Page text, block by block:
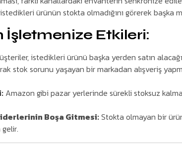
ürünün stokta olmadığını görerek başka
İşletmenize Etkileri:
istedikleri ürünü başka yerden satın
stok sorunu yaşayan bir markadan alışveriş
Amazon gibi pazar yerlerinde sürekli stoksuz
Boşa Gitmesi:Stokta olmayan bir